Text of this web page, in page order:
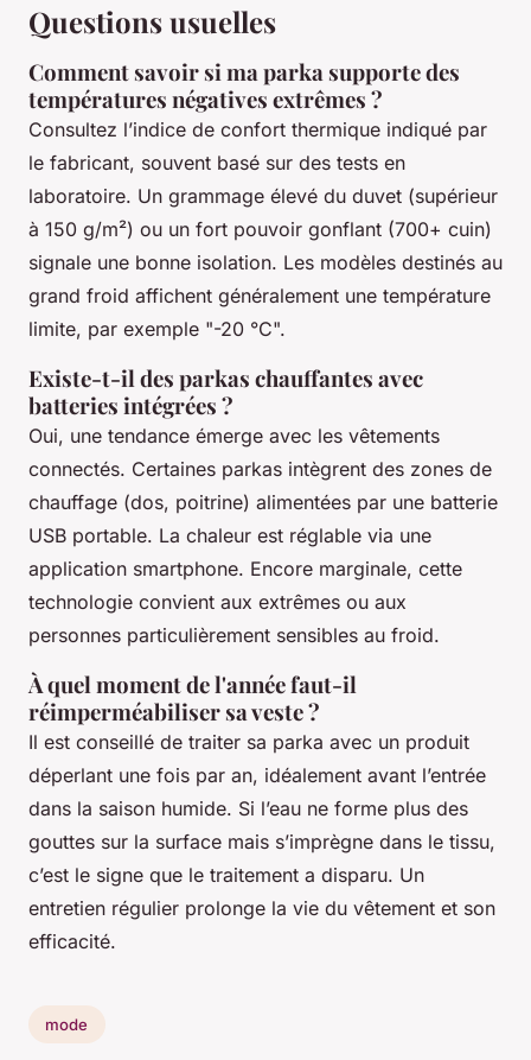
Questions usuelles
Comment savoir si ma parka supporte des
températures négatives extrêmes ?
Consultez l’indice de confort thermique indiqué par
le fabricant, souvent basé sur des tests en
laboratoire. Un grammage élevé du duvet (supérieur
à 150 g/m²) ou un fort pouvoir gonflant (700+ cuin)
signale une bonne isolation. Les modèles destinés au
grand froid affichent généralement une température
limite, par exemple "-20 °C".
Existe-t-il des parkas chauffantes avec
batteries intégrées ?
Oui, une tendance émerge avec les vêtements
connectés. Certaines parkas intègrent des zones de
chauffage (dos, poitrine) alimentées par une batterie
USB portable. La chaleur est réglable via une
application smartphone. Encore marginale, cette
technologie convient aux extrêmes ou aux
personnes particulièrement sensibles au froid.
À quel moment de l'année faut-il
réimperméabiliser sa veste ?
Il est conseillé de traiter sa parka avec un produit
déperlant une fois par an, idéalement avant l’entrée
dans la saison humide. Si l’eau ne forme plus des
gouttes sur la surface mais s’imprègne dans le tissu,
c’est le signe que le traitement a disparu. Un
entretien régulier prolonge la vie du vêtement et son
efficacité.
mode